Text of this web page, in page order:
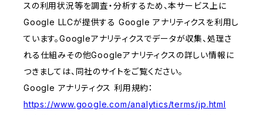
スの利用状況等を調査・分析するため、本サービス上に
Google LLCが提供する Google アナリティクスを利用し
ています。Googleアナリティクスでデータが収集、処理さ
れる仕組みその他Googleアナリティクスの詳しい情報に
つきましては、同社のサイトをご覧ください。
Google アナリティクス 利用規約：
https://www.google.com/analytics/terms/jp.html